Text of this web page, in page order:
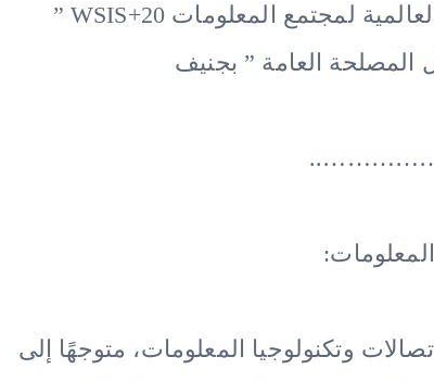
■ مصر تشارك فى فعاليات منتدى “القمة العالمية لمجتمع المعلومات WSIS+20 ”
المصلحة العامة ” بجنيف
وتكنولوجيا المعلومات، متوجهًا إلى